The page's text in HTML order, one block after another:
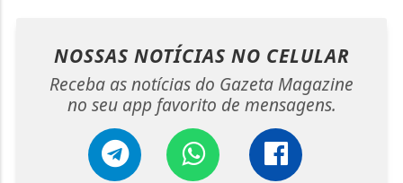
NOSSAS NOTÍCIAS NO CELULAR
Receba as notícias do Gazeta Magazine
no seu app favorito de mensagens.